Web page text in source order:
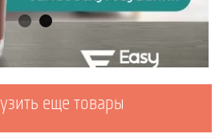
еще товары